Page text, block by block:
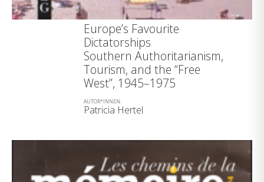
Europe’s Favourite
Dictatorships
Southern Authoritarianism,
Tourism, and the “Free
West”, 1945–1975
AUTOR*INNEN:
Patricia Hertel